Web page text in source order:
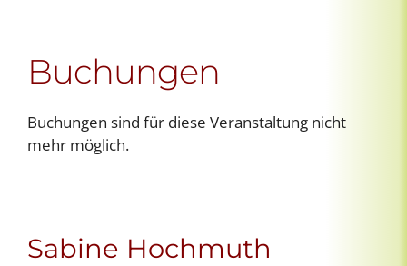
Buchungen
Buchungen sind für diese Veranstaltung nicht
mehr möglich.
Sabine Hochmuth